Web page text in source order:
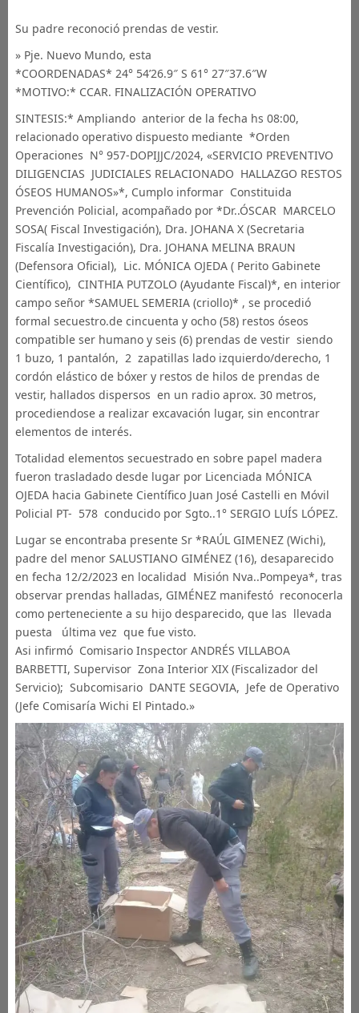
Su padre reconoció prendas de vestir.
» Pje. Nuevo Mundo, esta
*COORDENADAS* 24° 54’26.9″ S 61° 27″37.6″W
*MOTIVO:* CCAR. FINALIZACIÓN OPERATIVO
SINTESIS:* Ampliando anterior de la fecha hs 08:00,
relacionado operativo dispuesto mediante *Orden
Operaciones N° 957-DOPIJJC/2024, «SERVICIO PREVENTIVO
DILIGENCIAS JUDICIALES RELACIONADO HALLAZGO RESTOS
ÓSEOS HUMANOS»*, Cumplo informar Constituida
Prevención Policial, acompañado por *Dr..ÓSCAR MARCELO
SOSA( Fiscal Investigación), Dra. JOHANA X (Secretaria
Fiscalía Investigación), Dra. JOHANA MELINA BRAUN
(Defensora Oficial), Lic. MÓNICA OJEDA ( Perito Gabinete
Científico), CINTHIA PUTZOLO (Ayudante Fiscal)*, en interior
campo señor *SAMUEL SEMERIA (criollo)* , se procedió
formal secuestro.de cincuenta y ocho (58) restos óseos
compatible ser humano y seis (6) prendas de vestir siendo
1 buzo, 1 pantalón, 2 zapatillas lado izquierdo/derecho, 1
cordón elástico de bóxer y restos de hilos de prendas de
vestir, hallados dispersos en un radio aprox. 30 metros,
procediendose a realizar excavación lugar, sin encontrar
elementos de interés.
Totalidad elementos secuestrado en sobre papel madera
fueron trasladado desde lugar por Licenciada MÓNICA
OJEDA hacia Gabinete Científico Juan José Castelli en Móvil
Policial PT- 578 conducido por Sgto..1° SERGIO LUÍS LÓPEZ.
Lugar se encontraba presente Sr *RAÚL GIMENEZ (Wichi),
padre del menor SALUSTIANO GIMÉNEZ (16), desaparecido
en fecha 12/2/2023 en localidad Misión Nva..Pompeya*, tras
observar prendas halladas, GIMÉNEZ manifestó reconocerla
como perteneciente a su hijo desparecido, que las llevada
puesta última vez que fue visto.
Asi infirmó Comisario Inspector ANDRÉS VILLABOA
BARBETTI, Supervisor Zona Interior XIX (Fiscalizador del
Servicio); Subcomisario DANTE SEGOVIA, Jefe de Operativo
(Jefe Comisaría Wichi El Pintado.»